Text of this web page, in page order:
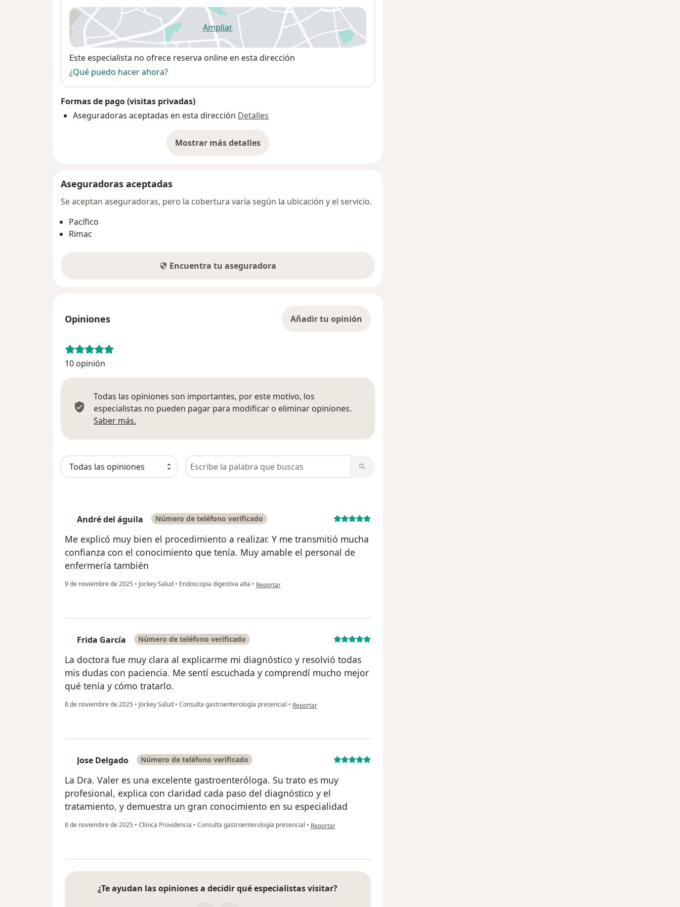
Ampliarse abre en una nueva pestaña
Disponibilidad
Este especialista no ofrece reserva online en esta dirección
¿Qué puedo hacer ahora?
Formas de pago (visitas privadas)
Aseguradoras aceptadas en esta dirección Detalles
Mostrar más detalles
sobre la dirección
Aseguradoras aceptadas
Se aceptan aseguradoras, pero la cobertura varía según la ubicación y el servicio.
Pacífico
Rimac
Encuentra tu aseguradora
Opiniones Añadir tu opinión
10 opinión
Todas las opiniones son importantes, por este motivo, los
especialistas no pueden pagar para modificar o eliminar opiniones.
Saber más.
Busca en opiniones
André del águila Número de teléfono verificado
Me explicó muy bien el procedimiento a realizar. Y me transmitió mucha
confianza con el conocimiento que tenía. Muy amable el personal de
enfermería también
9 de noviembre de 2025 • Jockey Salud • Endoscopia digestiva alta • en opinión del usuario André del águila
Reportar
Frida García Número de teléfono verificado
La doctora fue muy clara al explicarme mi diagnóstico y resolvió todas
mis dudas con paciencia. Me sentí escuchada y comprendí mucho mejor
qué tenía y cómo tratarlo.
8 de noviembre de 2025 • Jockey Salud • Consulta gastroenterología presencial • en opinión del usuario Frida García
Reportar
Jose Delgado Número de teléfono verificado
La Dra. Valer es una excelente gastroenteróloga. Su trato es muy
profesional, explica con claridad cada paso del diagnóstico y el
tratamiento, y demuestra un gran conocimiento en su especialidad
8 de noviembre de 2025 • Clínica Providencia • Consulta gastroenterología presencial • en opinión del usuario Jose Delgado
Reportar
¿Te ayudan las opiniones a decidir qué especialistas visitar?